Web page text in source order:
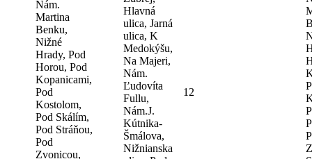
Nám.
Martina
Benku,
Nižné
Hrady, Pod
Horou, Pod
Kopanicami,
Pod
Kostolom,
Pod Skálím,
Pod Stráňou,
Pod
Zvonicou,
Hlavná
ulica, Jarná
ulica, K
Medokýšu,
Na Majeri,
Nám.
Ľudovíta
Fullu,
Nám.J.
Kútnika-
Šmálova,
Nižnianska
12